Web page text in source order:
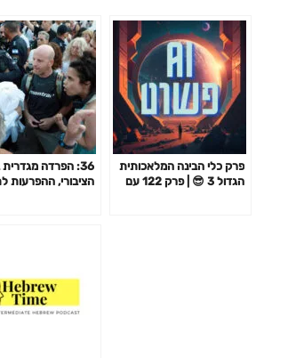
פרק כלי הבינה המלאכותית
הגדול 3 😎 | פרק 122 עם
36: הפרדה
הציבורי, ההפרעות